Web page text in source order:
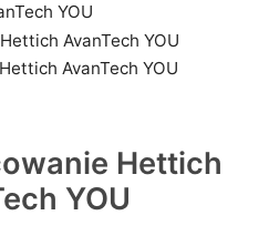
YOU
AvanTech YOU
AvanTech YOU
Hettich
YOU